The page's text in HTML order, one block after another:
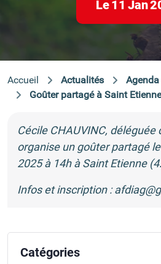
Le11 Jan
Accueil Actualités
Agenda
Goûter partagé à Saint
Cécile CHAUVINC, déléguée
organise un goûter partagé
2025 à 14h à Saint Etienne
Infos et inscription :
Catégories